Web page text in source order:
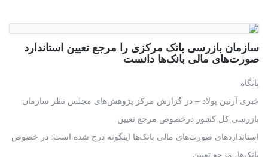
سازمان بازرسی بانک مرکزی را مرجع تعیین استاندارد
صورت‌های مالی بانک‌ها دانست
پایگاه
خبری آرتین پولاد – در گزارش مرکز پژوهش‌های مجلس نظر سازمان
بازرسی کل کشور درخصوص مرجع تعیین
استانداردهای صورت‌های مالی بانک‌ها اینگونه درج شده است: در خصوص
بانک‌ها، مرجع تعیین